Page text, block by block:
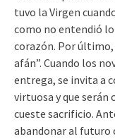
tuvo la Virgen
como no entendió lo
corazón. Por último,
afán”. Cuando los
entrega, se invita a
virtuosa y que serán
cueste sacrificio.
abandonar al futuro